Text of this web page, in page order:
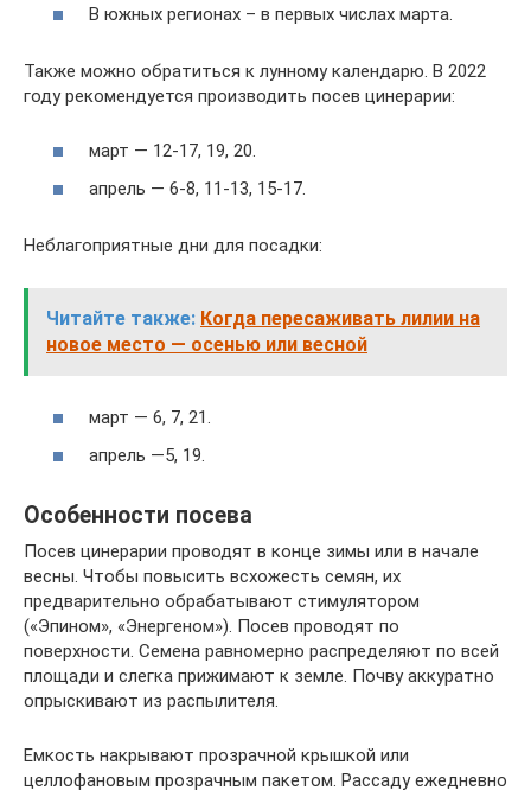
В южных регионах – в первых числах марта.
Также можно обратиться к лунному календарю. В 2022
году рекомендуется производить посев цинерарии:
март — 12-17, 19, 20.
апрель — 6-8, 11-13, 15-17.
Неблагоприятные дни для посадки:
Читайте также: Когда пересаживать лилии на
новое место — осенью или весной
март — 6, 7, 21.
апрель —5, 19.
Особенности посева
Посев цинерарии проводят в конце зимы или в начале
весны. Чтобы повысить всхожесть семян, их
предварительно обрабатывают стимулятором
(«Эпином», «Энергеном»). Посев проводят по
поверхности. Семена равномерно распределяют по всей
площади и слегка прижимают к земле. Почву аккуратно
опрыскивают из распылителя.
Емкость накрывают прозрачной крышкой или
целлофановым прозрачным пакетом. Рассаду ежедневно